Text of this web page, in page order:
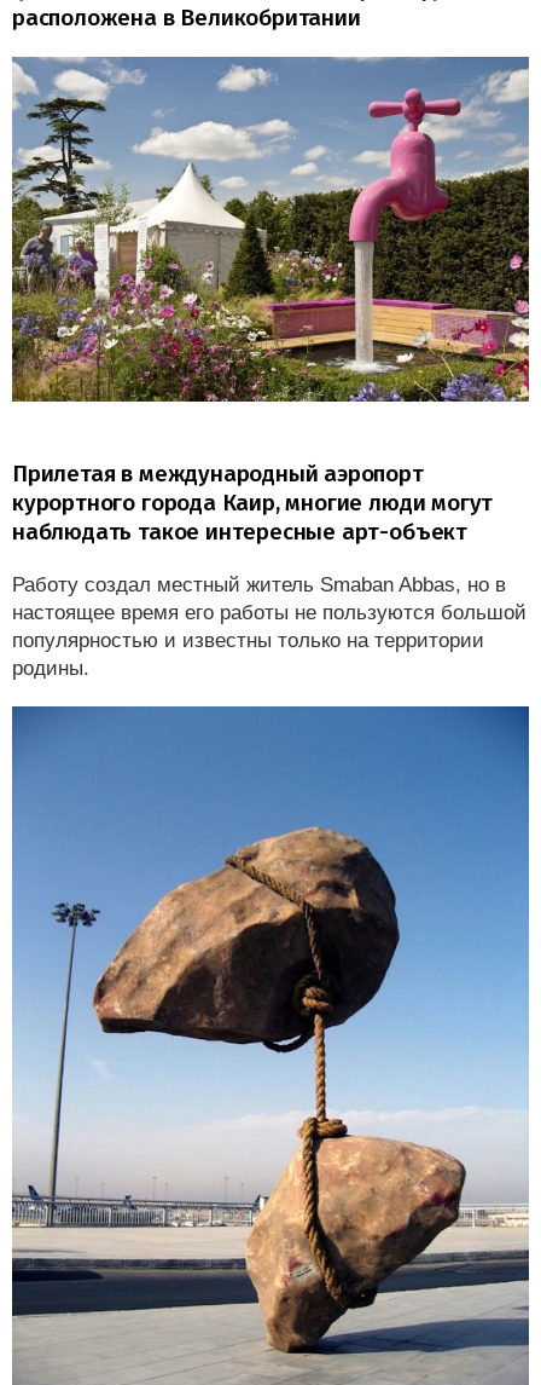
расположена в Великобритании
Прилетая в международный аэропорт
курортного города Каир, многие люди могут
наблюдать такое интересные арт-объект
Работу создал местный житель Smaban Abbas, но в
настоящее время его работы не пользуются большой
популярностью и известны только на территории
родины.